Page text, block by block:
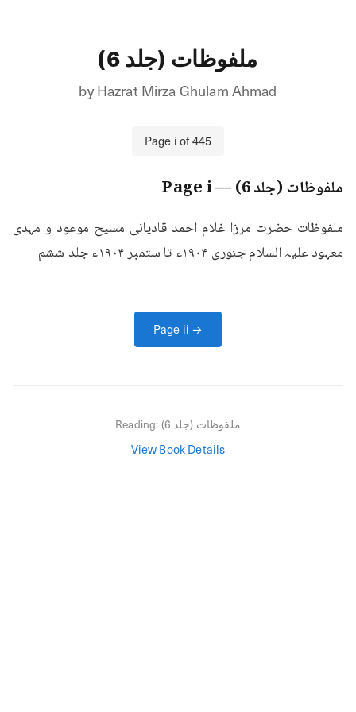
ملفوظات (جلد 6)
byHazrat Mirza Ghulam Ahmad
Page iof445
ملفوظات (جلد 6) — Page
i
معہود علیہ السلام جنوری ۱۹۰۴ء تا ستمبر ۱۹۰۴ء جلد ششم
Page ii →
Reading: ملفوظات (جلد 6)
View Book Details